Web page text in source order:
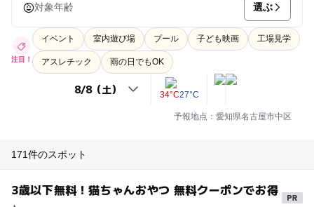
対象年齢 選ぶ
注目！
イベント 室内遊び場 プール 子ども映画 工場見学
アスレチック 雨の日でもOK
34°C27°C
予報地点：愛知県名古屋市中区
171件のスポット
3歳以下無料！猫ちゃんおやつ 無料クーポンでお得